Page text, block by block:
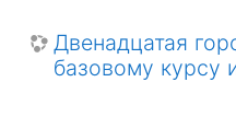
Двенадцатая
базовому курсу